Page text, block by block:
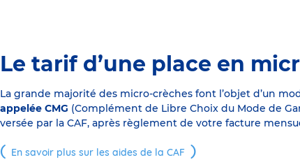
Le tarif d’une place en
La grande majorité des micro-crèches font l’objet d’un
appelée CMG (Complément de Libre Choix du Mode de
versée par la CAF, après règlement de votre facture
En savoir plus sur les aides de la CAF